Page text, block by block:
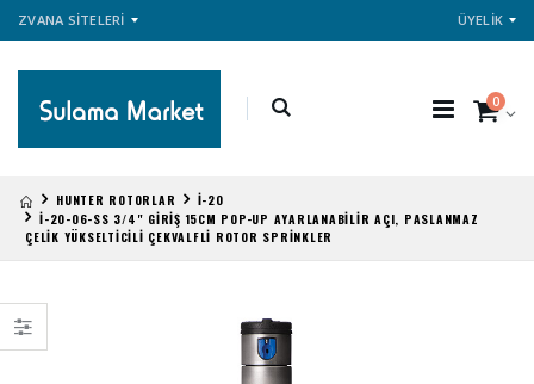
ZVANA SİTELERİ ÜYELİK
0
HUNTER ROTORLAR
İ-20
İ-20-06-SS 3/4" GİRİŞ 15CM POP-UP AYARLANABİLİR AÇI, PASLANMAZ
ÇELİK YÜKSELTİCİLİ ÇEKVALFLİ ROTOR SPRİNKLER